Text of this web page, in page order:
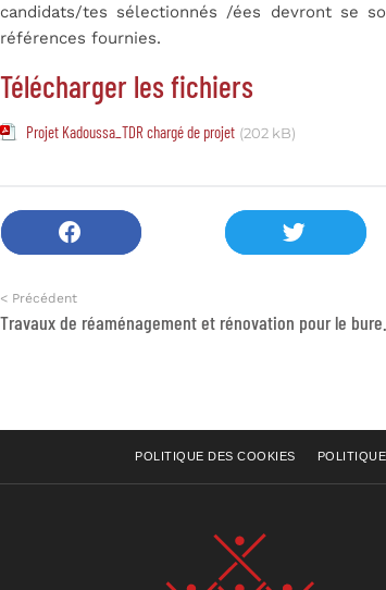
candidats/tes sélectionnés /ées devront se
références fournies.
Télécharger les fichiers
Projet Kadoussa_TDR chargé de projet (202 kB)
< Précédent
POLITIQUE DES COOKIES